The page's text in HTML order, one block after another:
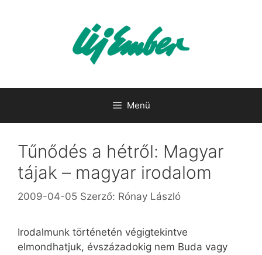
Menü
Tűnődés a hétről: Magyar
tájak – magyar irodalom
2009-04-05 Szerző: Rónay László
Irodalmunk történetén végigtekintve
elmondhatjuk, évszázadokig nem Buda vagy